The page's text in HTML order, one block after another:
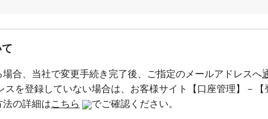
合、当社で変更手続き完了後、ご指定のメールアドレスへ
スを登録していない場合は、お客様サイト【口座管理】－【
の詳細はこちら でご確認ください。